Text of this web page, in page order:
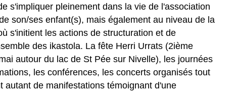
s'impliquer pleinement dans la vie de l'association
son/ses enfant(s), mais également au niveau de la
s'initient les actions de structuration et de
des ikastola. La fête Herri Urrats (2ième
autour du lac de St Pée sur Nivelle), les journées
les conférences, les concerts organisés tout
autant de manifestations témoignant d'une